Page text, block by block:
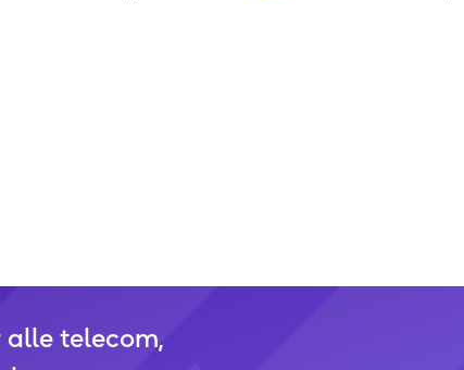
telecom,